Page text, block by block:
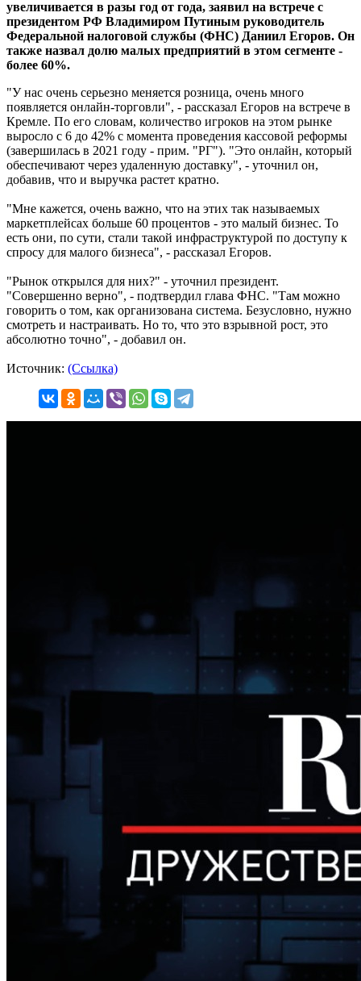
увеличивается в разы год от года, заявил на встрече с
президентом РФ Владимиром Путиным руководитель
Федеральной налоговой службы (ФНС) Даниил Егоров. Он
также назвал долю малых предприятий в этом сегменте -
более 60%.
"У нас очень серьезно меняется розница, очень много
появляется онлайн-торговли", - рассказал Егоров на встрече в
Кремле. По его словам, количество игроков на этом рынке
выросло с 6 до 42% с момента проведения кассовой реформы
(завершилась в 2021 году - прим. "РГ"). "Это онлайн, который
обеспечивают через удаленную доставку", - уточнил он,
добавив, что и выручка растет кратно.
"Мне кажется, очень важно, что на этих так называемых
маркетплейсах больше 60 процентов - это малый бизнес. То
есть они, по сути, стали такой инфраструктурой по доступу к
спросу для малого бизнеса", - рассказал Егоров.
"Рынок открылся для них?" - уточнил президент.
"Совершенно верно", - подтвердил глава ФНС. "Там можно
говорить о том, как организована система. Безусловно, нужно
смотреть и настраивать. Но то, что это взрывной рост, это
абсолютно точно", - добавил он.
Источник: (Ссылка)